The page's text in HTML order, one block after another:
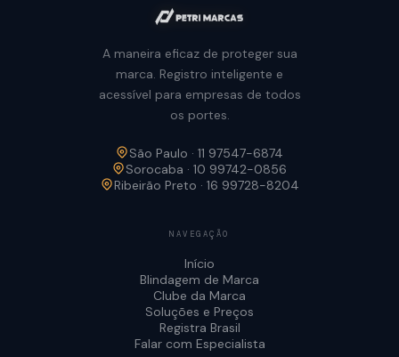
A maneira eficaz de proteger sua
marca. Registro inteligente e
acessível para empresas de todos
os portes.
São Paulo · 11 97547-6874
Sorocaba · 10 99742-0856
Ribeirão Preto · 16 99728-8204
NAVEGAÇÃO
Início
Blindagem de Marca
Clube da Marca
Soluções e Preços
Registra Brasil
Falar com Especialista